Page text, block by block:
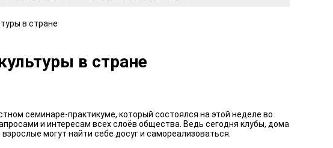
в стране
в стране
семинаре-практикуме, который состоялся на этой неделе во
и интересам всех слоёв общества. Ведь сегодня клубы, дома
могут найти себе досуг и самореализоваться.